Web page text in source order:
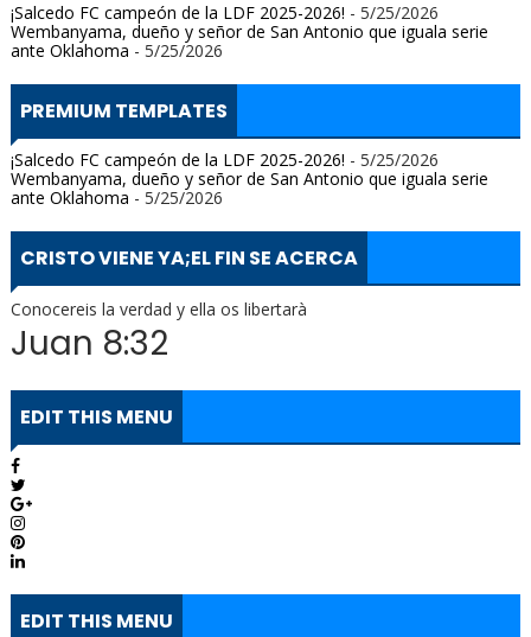
¡Salcedo FC campeón de la LDF 2025-2026! - 5/25/2026
Wembanyama, dueño y señor de San Antonio que iguala serie
ante Oklahoma - 5/25/2026
PREMIUM TEMPLATES
¡Salcedo FC campeón de la LDF 2025-2026! - 5/25/2026
Wembanyama, dueño y señor de San Antonio que iguala serie
ante Oklahoma - 5/25/2026
CRISTO VIENE YA;EL FIN SE ACERCA
Conocereis la verdad y ella os libertarà
Juan 8:32
EDIT THIS MENU
EDIT THIS MENU